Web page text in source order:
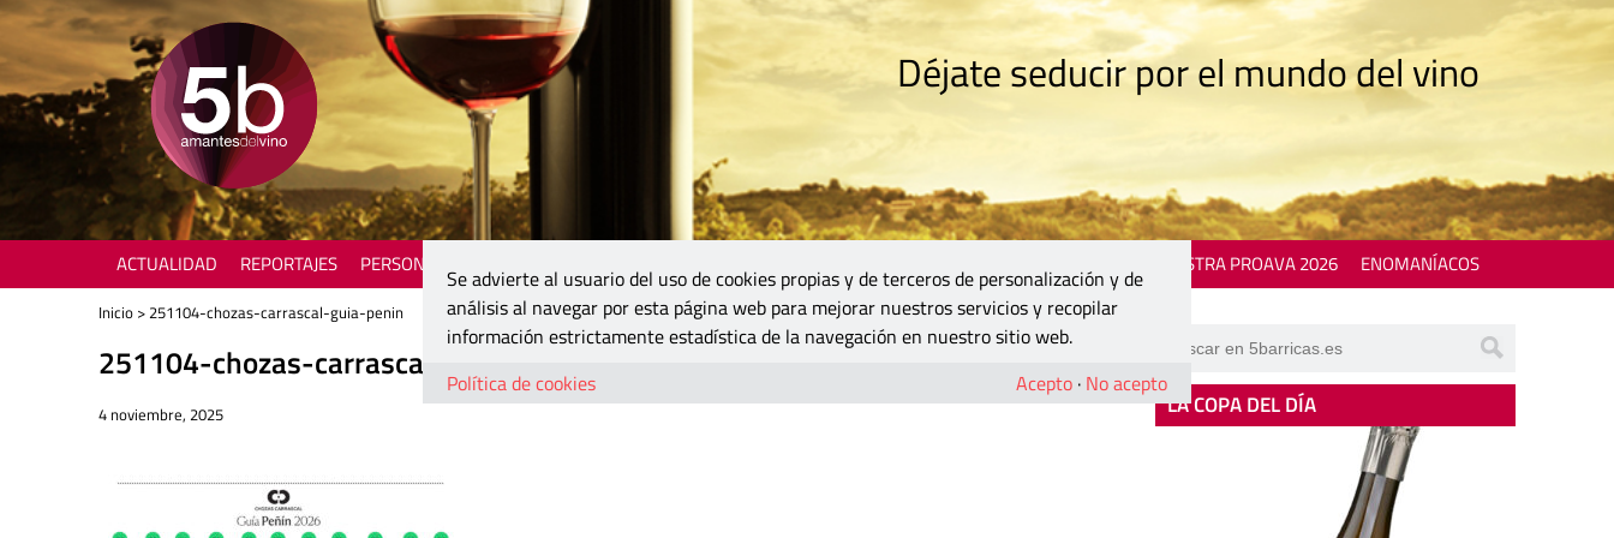
Déjate seducir por el mundo del vino
ACTUALIDAD REPORTAJES PERSONAJES MOSTRA PROAVA 2026 ENOMANÍACOS
Inicio > 251104-chozas-carrascal-guia-penin
251104-chozas-carrascal-guia-penin
4 noviembre, 2025 LA COPA DEL DÍA
Se advierte al usuario del uso de cookies propias y de terceros de personalización y de
análisis al navegar por esta página web para mejorar nuestros servicios y recopilar
información estrictamente estadística de la navegación en nuestro sitio web.
Política de cookies
Acepto · No acepto